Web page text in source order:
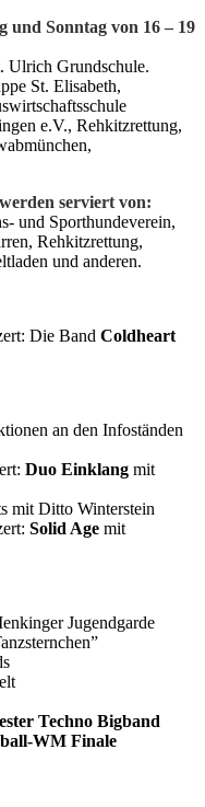
und Sonntag von 16 – 19
Ulrich Grundschule.
St. Elisabeth,
e.V., Rehkitzrettung,
serviert von:
und Sporthundeverein,
Rehkitzrettung,
und anderen.
Die Band Coldheart
an den Infoständen
Duo Einklang mit
Ditto Winterstein
Solid Age mit
Jugendgarde
Techno Bigband
WM Finale